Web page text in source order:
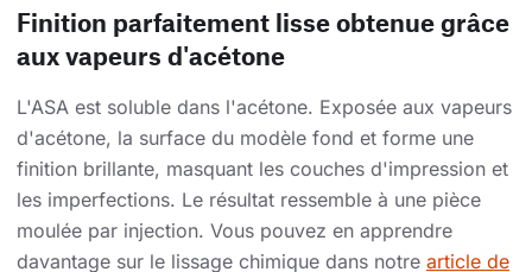
Finition parfaitement lisse obtenue grâce
aux vapeurs d'acétone
L'ASA est soluble dans l'acétone. Exposée aux vapeurs
d'acétone, la surface du modèle fond et forme une
finition brillante, masquant les couches d'impression et
les imperfections. Le résultat ressemble à une pièce
moulée par injection. Vous pouvez en apprendre
davantage sur le lissage chimique dans notre article de